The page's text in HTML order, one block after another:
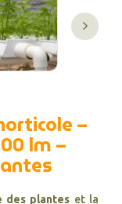
–
lm –
des plantes et la